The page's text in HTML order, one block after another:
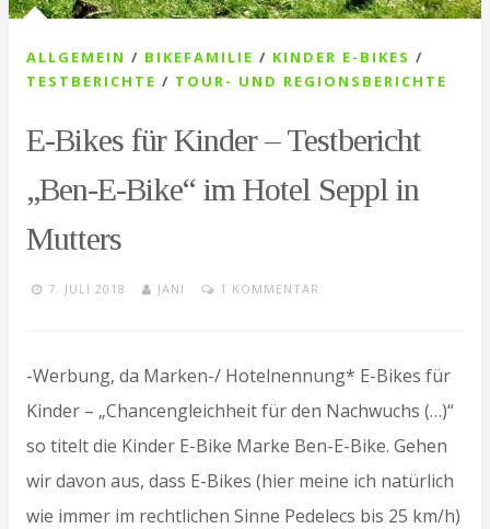
ALLGEMEIN / BIKEFAMILIE / KINDER E-BIKES /
TESTBERICHTE / TOUR- UND REGIONSBERICHTE
E-Bikes für Kinder – Testbericht
„Ben-E-Bike“ im Hotel Seppl in
Mutters
7. JULI 2018 JANI 1 KOMMENTAR
-Werbung, da Marken-/ Hotelnennung* E-Bikes für
Kinder – „Chancengleichheit für den Nachwuchs (…)“
so titelt die Kinder E-Bike Marke Ben-E-Bike. Gehen
wir davon aus, dass E-Bikes (hier meine ich natürlich
wie immer im rechtlichen Sinne Pedelecs bis 25 km/h)